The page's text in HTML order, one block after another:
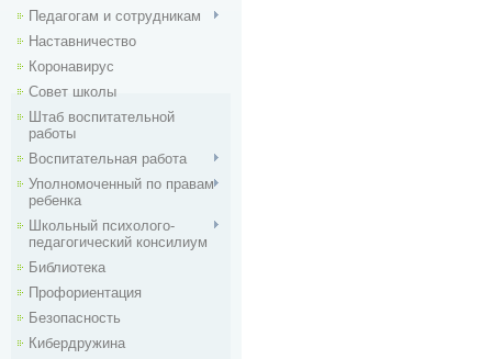
Педагогам и сотрудникам
Наставничество
Коронавирус
Совет школы
Штаб воспитательной
работы
Воспитательная работа
Уполномоченный по правам
ребенка
Школьный психолого-
педагогический консилиум
Библиотека
Профориентация
Безопасность
Кибердружина